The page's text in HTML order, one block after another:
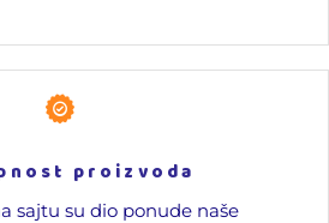
proizvoda
sajtu su dio ponude naše